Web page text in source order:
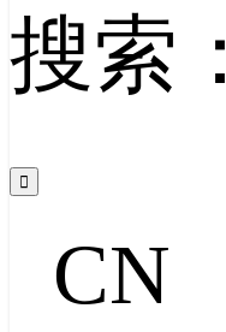
搜索：
CN